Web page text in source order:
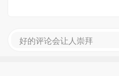
好的评论会让人崇拜